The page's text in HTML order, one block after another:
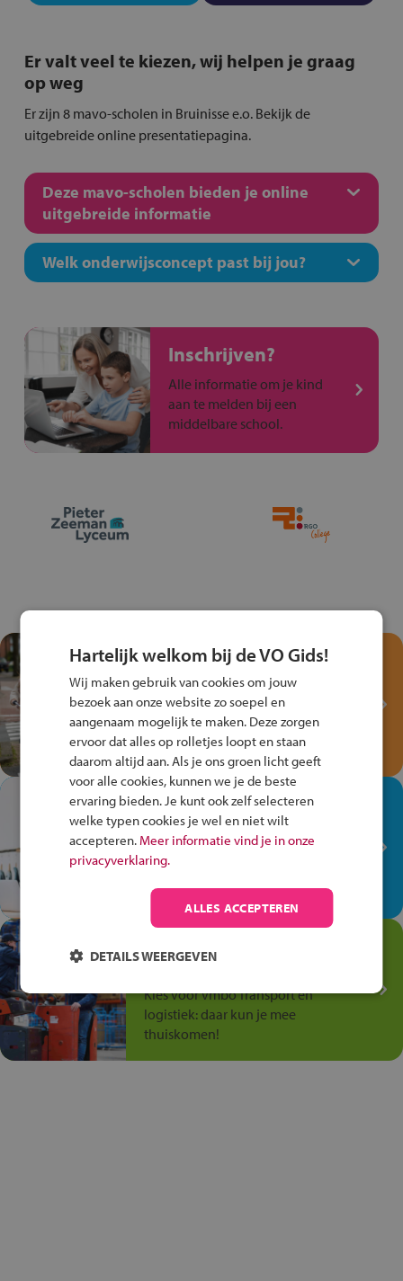
Er valt veel te kiezen, wij helpen je graag
op weg
Er zijn 8 mavo-scholen in Bruinisse e.o. Bekijk de
uitgebreide online presentatiepagina.
Deze mavo-scholen bieden je online
uitgebreide informatie
Welk onderwijsconcept past bij jou?
Inschrijven?
Alle informatie om je kind
aan te melden bij een
middelbare school.
Test je kennis met het
Fiets Veilig
Verkeersspel!
Speel het Fiets Veilig Verkeersspel
en win een Cortina-fiets!
In de winkel ben je op je
plek!
Ontdek via het vmbo jouw talent
op de winkelvloer, waar elke dag
anders is!
Transport en Logistiek
Kies voor vmbo Transport en
logistiek: daar kun je mee
thuiskomen!
Hartelijk welkom bij de VO Gids!
Wij maken gebruik van cookies om jouw
bezoek aan onze website zo soepel en
aangenaam mogelijk te maken. Deze zorgen
ervoor dat alles op rolletjes loopt en staan
daarom altijd aan. Als je ons groen licht geeft
voor alle cookies, kunnen we je de beste
ervaring bieden. Je kunt ook zelf selecteren
welke typen cookies je wel en niet wilt
accepteren. Meer informatie vind je in onze
privacyverklaring.
ALLES ACCEPTEREN
DETAILS WEERGEVEN